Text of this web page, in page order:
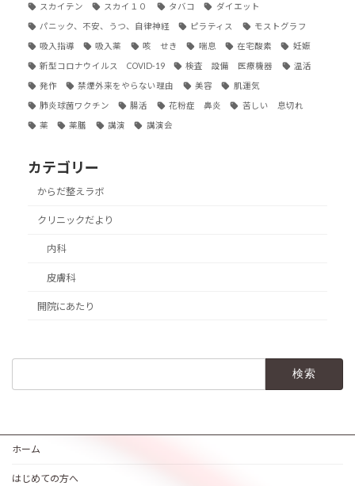
スカイテン スカイ１０ タバコ ダイエット
パニック、不安、うつ、自律神経 ピラティス モストグラフ
吸入指導 吸入薬 咳 せき 喘息 在宅酸素 妊娠
新型コロナウイルス COVID-19 検査 設備 医療機器 温活
発作 禁煙外来をやらない理由 美容 肌運気
肺炎球菌ワクチン 腸活 花粉症 鼻炎 苦しい 息切れ
薬 薬膳 講演 講演会
カテゴリー
からだ整えラボ
クリニックだより
内科
皮膚科
開院にあたり
ホーム
はじめての方へ